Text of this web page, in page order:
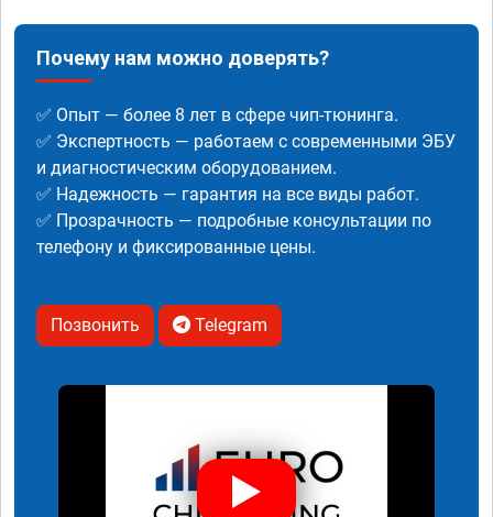
Почему нам можно доверять?
✅ Опыт — более 8 лет в сфере чип-тюнинга.
✅ Экспертность — работаем с современными ЭБУ
и диагностическим оборудованием.
✅ Надежность — гарантия на все виды работ.
✅ Прозрачность — подробные консультации по
телефону и фиксированные цены.
Позвонить Telegram